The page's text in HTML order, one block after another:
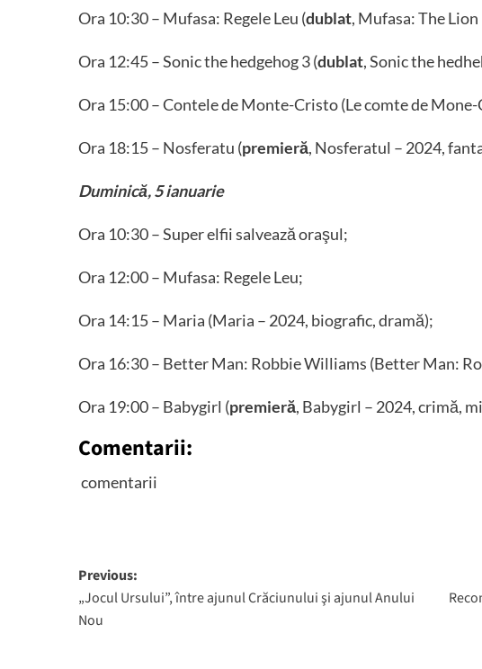
Ora 10:30 – Mufasa: Regele Leu (dublat, Mufasa: The
Ora 12:45 – Sonic the hedgehog 3 (dublat, Sonic the
Ora 15:00 – Contele de Monte-Cristo (Le comte de
Ora 18:15 – Nosferatu (premieră, Nosferatul – 2024,
Duminică, 5 ianuarie
Ora 10:30 – Super elfii salvează oraşul;
Ora 12:00 – Mufasa: Regele Leu;
Ora 14:15 – Maria (Maria – 2024, biografic, dramă);
Ora 16:30 – Better Man: Robbie Williams (Better Man:
Ora 19:00 – Babygirl (premieră, Babygirl – 2024, crimă,
Comentarii:
comentarii
Post
navigation
Previous:
„Jocul Ursului”, între ajunul Crăciunului şi ajunul Anului
Nou